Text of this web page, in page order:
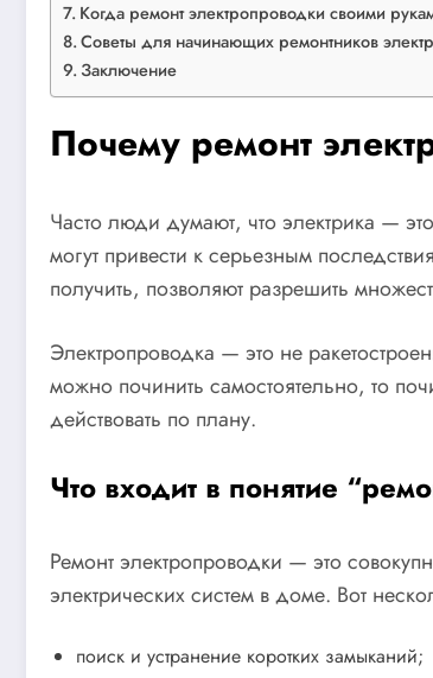
Когда ремонт электропроводки своими
Советы для начинающих ремонтников
Заключение
Почему ремонт
Часто люди думают, что электрика —
могут привести к серьезным
получить, позволяют разрешить
Электропроводка — это не
можно починить самостоятельно, то
действовать по плану.
Что входит в понятие
Ремонт электропроводки — это
электрических систем в доме. Вот
поиск и устранение коротких замыканий;